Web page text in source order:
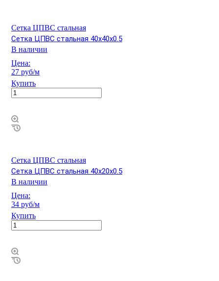
Сетка ЦПВС стальная
Сетка ЦПВС стальная 40х40х0.5
В наличии
Цена:
27 руб/м
Купить
Сетка ЦПВС стальная
Сетка ЦПВС стальная 40х20х0.5
В наличии
Цена:
34 руб/м
Купить